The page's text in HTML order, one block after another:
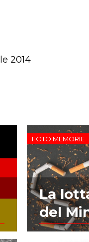
2014
FOTO MEMORIE
La
del